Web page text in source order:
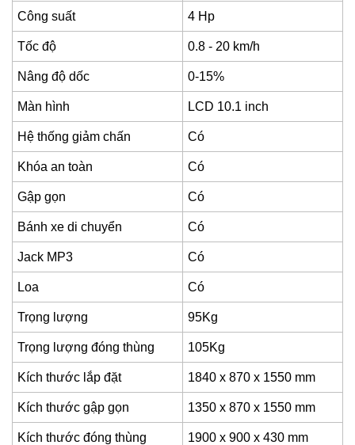
Công suất 4 Hp
Tốc độ 0.8 - 20 km/h
Nâng độ dốc 0-15%
Màn hình LCD 10.1 inch
Hệ thống giảm chấn Có
Khóa an toàn Có
Gập gọn Có
Bánh xe di chuyển Có
Jack MP3 Có
Loa Có
Trọng lượng 95Kg
Trọng lượng đóng thùng 105Kg
Kích thước lắp đặt 1840 x 870 x 1550 mm
Kích thước gập gọn 1350 x 870 x 1550 mm
Kích thước đóng thùng 1900 x 900 x 430 mm